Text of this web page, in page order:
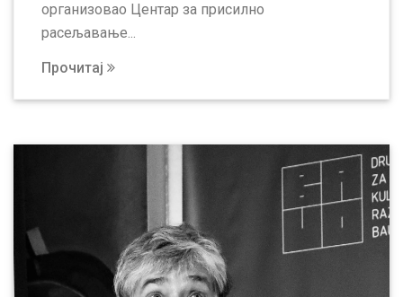
организовао Центар за присилно
расељавање...
Прочитај